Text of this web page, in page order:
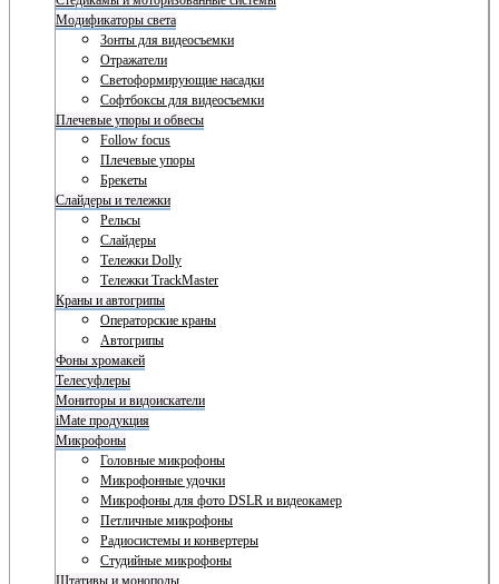
Модификаторы света
Зонты для видеосъемки
Отражатели
Светоформирующие насадки
Софтбоксы для видеосъемки
Плечевые упоры и обвесы
Follow focus
Плечевые упоры
Брекеты
Слайдеры и тележки
Рельсы
Слайдеры
Тележки Dolly
Тележки TrackMaster
Краны и автогрипы
Операторские краны
Автогрипы
Фоны хромакей
Телесуфлеры
Мониторы и видоискатели
iMate продукция
Микрофоны
Головные микрофоны
Микрофонные удочки
Микрофоны для фото DSLR и видеокамер
Петличные микрофоны
Радиосистемы и конвертеры
Студийные микрофоны
Штативы и моноподы